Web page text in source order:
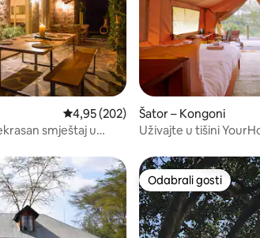
29 Prosječna ocjena: 4,95/5, recenzija:
4,95 (202)
smještaj u
Šator – Kongoni
Uživajte u tišini
Odabrali gosti
Odabrali gosti